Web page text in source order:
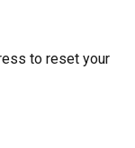
to reset your